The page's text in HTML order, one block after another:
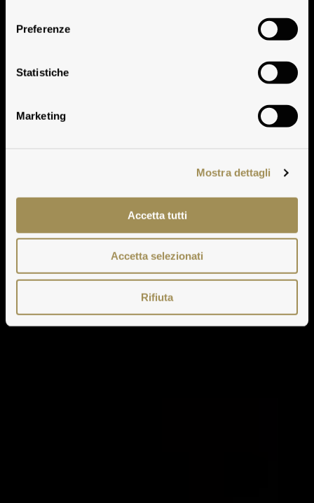
Preferenze
Statistiche
Marketing
Mostra dettagli
Accetta tutti
Accetta selezionati
Rifiuta